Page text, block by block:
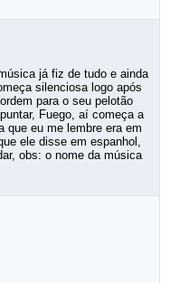
já fiz de tudo e ainda
silenciosa logo após
para o seu pelotão
Fuego, aí começa a
que eu me lembre era em
ele disse em espanhol,
obs: o nome da música